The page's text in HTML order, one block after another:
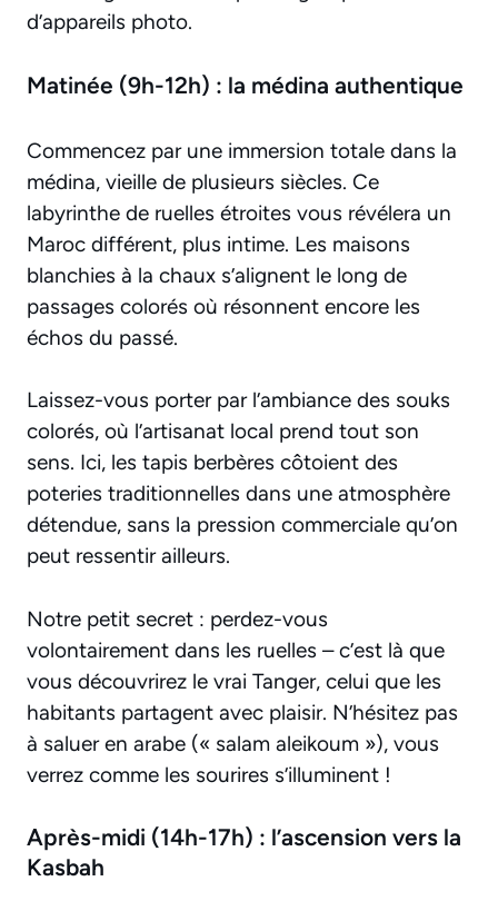
d’appareils photo.
Matinée (9h-12h) : la médina authentique
Commencez par une immersion totale dans la
médina, vieille de plusieurs siècles. Ce
labyrinthe de ruelles étroites vous révélera un
Maroc différent, plus intime. Les maisons
blanchies à la chaux s’alignent le long de
passages colorés où résonnent encore les
échos du passé.
Laissez-vous porter par l’ambiance des souks
colorés, où l’artisanat local prend tout son
sens. Ici, les tapis berbères côtoient des
poteries traditionnelles dans une atmosphère
détendue, sans la pression commerciale qu’on
peut ressentir ailleurs.
Notre petit secret : perdez-vous
volontairement dans les ruelles – c’est là que
vous découvrirez le vrai Tanger, celui que les
habitants partagent avec plaisir. N’hésitez pas
à saluer en arabe (« salam aleikoum »), vous
verrez comme les sourires s’illuminent !
Après-midi (14h-17h) : l’ascension vers la
Kasbah